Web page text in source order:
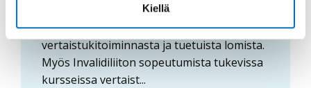
Kiellä
Invalidiliiton vertaistukitoiminta koostuu
vertaistukitoiminnasta ja tuetuista lomista.
Myös Invalidiliiton sopeutumista tukevissa
kursseissa vertaist...